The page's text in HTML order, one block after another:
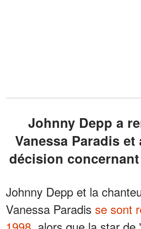
Johnny Depp a rencontré
Vanessa Paradis
décision
Johnny Depp et la
Vanessa Paradis se sont